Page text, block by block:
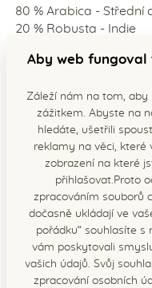
80 % Arabica - Střední
20 % Robusta - Indie
Skladujte v suchu a
Složení kávy:
robusta
4,7
-
tuky
Aby web fungoval
Záleží nám na tom, aby
zážitkem. Abyste na
hledáte, ušetřili
reklamy na věci, které
zobrazení na které
přihlašovat.Proto
zpracováním souborů
dočasně ukládají ve
pořádku“ souhlasíte
vám poskytovali
vašich údajů. Svůj
zpracování osobních